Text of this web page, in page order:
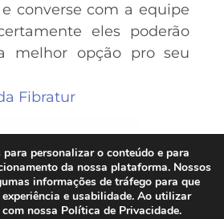
converse com a equipe
eles poderão
melhor opção pro seu
Fibratur
personalizar o conteúdo e para
da nossa plataforma. Nossos
informações de tráfego para que
e usabilidade. Ao utilizar
nossa Política de Privacidade.